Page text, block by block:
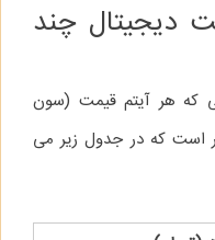
دیجیتال چند
که هر آیتم قیمت (سون
است که در جدول زیر می